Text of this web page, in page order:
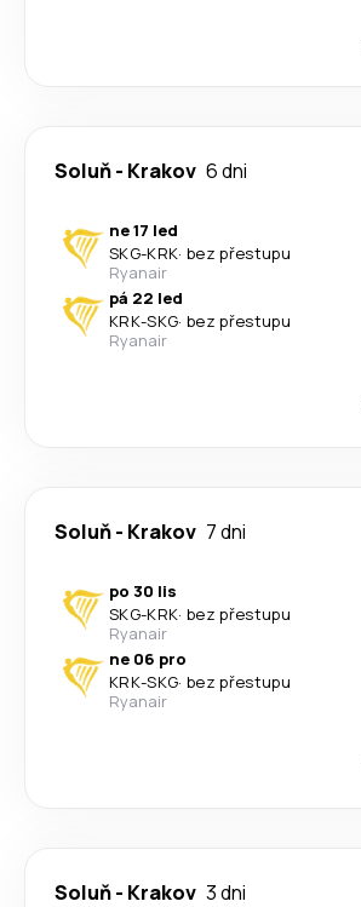
Soluň- Krakov 6 dni
ne 17 led
SKG-KRK· bez přestupu
Ryanair
pá 22 led
KRK-SKG· bez přestupu
Ryanair
Soluň- Krakov 7 dni
po 30 lis
SKG-KRK· bez přestupu
Ryanair
ne 06 pro
KRK-SKG· bez přestupu
Ryanair
Soluň- Krakov 3 dni